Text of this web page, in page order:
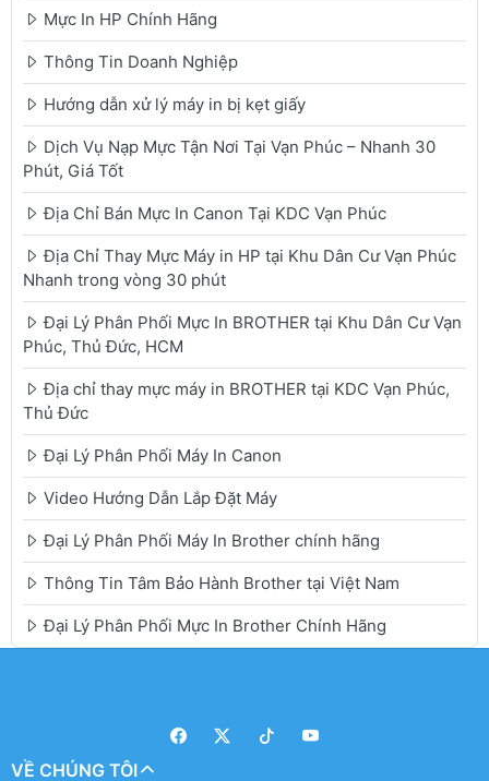
Mực In HP Chính Hãng
Thông Tin Doanh Nghiệp
Hướng dẫn xử lý máy in bị kẹt giấy
Dịch Vụ Nạp Mực Tận Nơi Tại Vạn Phúc – Nhanh 30
Phút, Giá Tốt
Địa Chỉ Bán Mực In Canon Tại KDC Vạn Phúc
Địa Chỉ Thay Mực Máy in HP tại Khu Dân Cư Vạn Phúc
Nhanh trong vòng 30 phút
Đại Lý Phân Phối Mực In BROTHER tại Khu Dân Cư Vạn
Phúc, Thủ Đức, HCM
Địa chỉ thay mực máy in BROTHER tại KDC Vạn Phúc,
Thủ Đức
Đại Lý Phân Phối Máy In Canon
Video Hướng Dẫn Lắp Đặt Máy
Đại Lý Phân Phối Máy In Brother chính hãng
Thông Tin Tâm Bảo Hành Brother tại Việt Nam
Đại Lý Phân Phối Mực In Brother Chính Hãng
VỀ CHÚNG TÔI